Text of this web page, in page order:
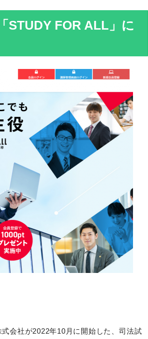
STUDY FOR ALL」に
会社が2022年10月に開始した、司法試